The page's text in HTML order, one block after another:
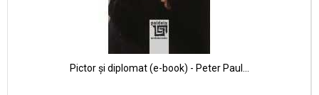
Pictor și diplomat (e-book) - Peter Paul...